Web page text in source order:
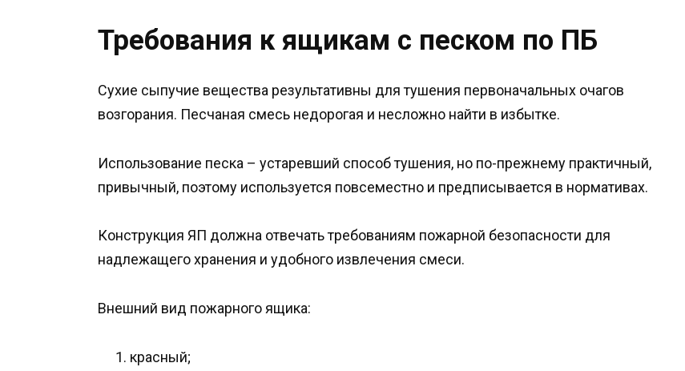
Требования к ящикам с песком по ПБ
Сухие сыпучие вещества результативны для тушения первоначальных очагов
возгорания. Песчаная смесь недорогая и несложно найти в избытке.
Использование песка – устаревший способ тушения, но по-прежнему практичный,
привычный, поэтому используется повсеместно и предписывается в нормативах.
Конструкция ЯП должна отвечать требованиям пожарной безопасности для
надлежащего хранения и удобного извлечения смеси.
Внешний вид пожарного ящика:
красный;